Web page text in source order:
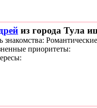
из города Тула
знакомства:
приоритеты: